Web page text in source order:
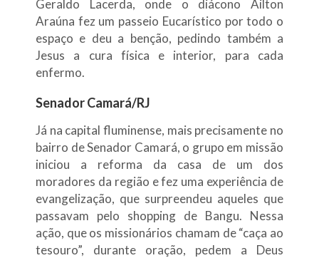
Geraldo Lacerda, onde o diácono Ailton
Araúna fez um passeio Eucarístico por todo o
espaço e deu a benção, pedindo também a
Jesus a cura física e interior, para cada
enfermo.
Senador Camará/RJ
Já na capital fluminense, mais precisamente no
bairro de Senador Camará, o grupo em missão
iniciou a reforma da casa de um dos
moradores da região e fez uma experiência de
evangelização, que surpreendeu aqueles que
passavam pelo shopping de Bangu. Nessa
ação, que os missionários chamam de “caça ao
tesouro”, durante oração, pedem a Deus